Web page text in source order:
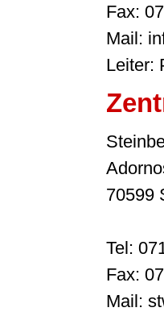
Fax:
Mail:
Leiter:
70599
Tel:
Fax:
Mail: